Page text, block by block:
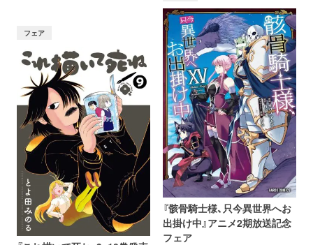
フェア
『骸骨騎士様、只今異世界へお
出掛け中』アニメ2期放送記念
フェア